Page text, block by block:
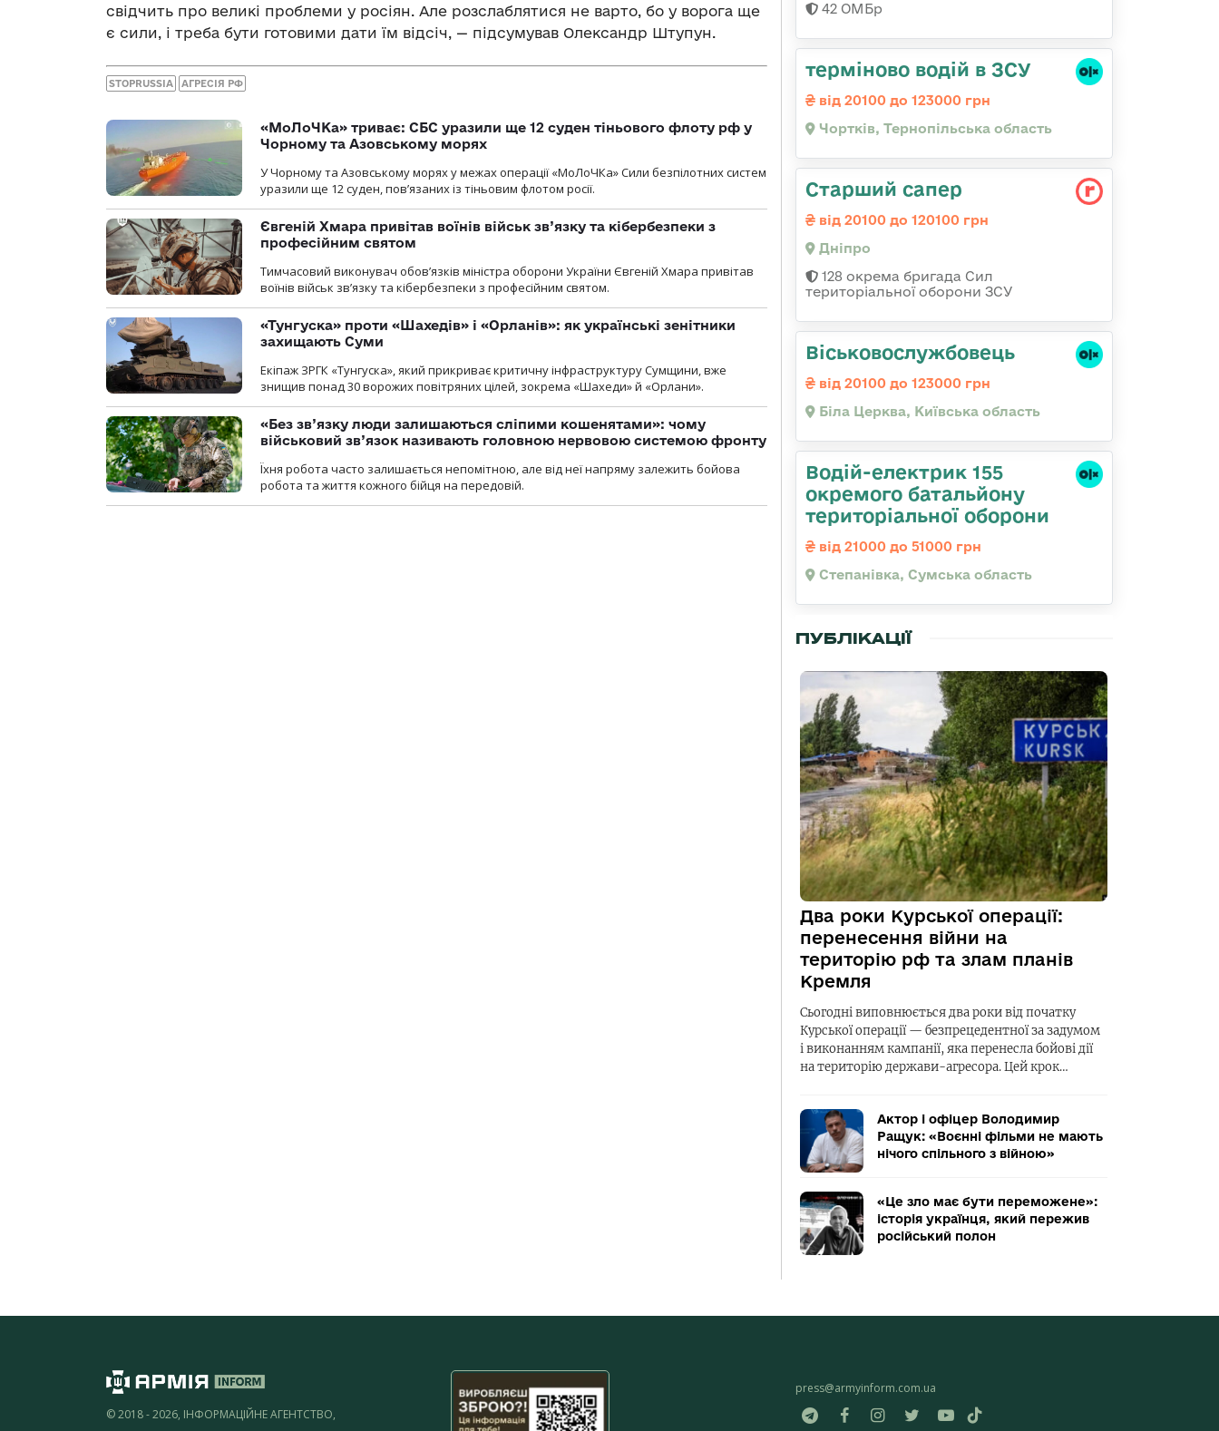
свідчить про великі проблеми у росіян. Але розслаблятися не варто, бо у ворога ще
є сили, і треба бути готовими дати їм відсіч, — підсумував Олександр Штупун.
STOPRUSSIA АГРЕСІЯ РФ
«МоЛоЧКа» триває: СБС уразили ще 12 суден тіньового флоту рф у
Чорному та Азовському морях
У Чорному та Азовському морях у межах операції «МоЛоЧКа» Сили безпілотних систем
уразили ще 12 суден, пов’язаних із тіньовим флотом росії.
Євгеній Хмара привітав воїнів військ зв’язку та кібербезпеки з
професійним святом
Тимчасовий виконувач обов’язків міністра оборони України Євгеній Хмара привітав
воїнів військ зв’язку та кібербезпеки з професійним святом.
«Тунгуска» проти «Шахедів» і «Орланів»: як українські зенітники
захищають Суми
Екіпаж ЗРГК «Тунгуска», який прикриває критичну інфраструктуру Сумщини, вже
знищив понад 30 ворожих повітряних цілей, зокрема «Шахеди» й «Орлани».
«Без зв’язку люди залишаються сліпими кошенятами»: чому
військовий зв’язок називають головною нервовою системою фронту
Їхня робота часто залишається непомітною, але від неї напряму залежить бойова
робота та життя кожного бійця на передовій.
42 ОМБр
терміново водій в ЗСУ
від 20100 до 123000 грн
Чортків, Тернопільська область
Старший сапер
від 20100 до 120100 грн
Дніпро
128 окрема бригада Сил
територіальної оборони ЗСУ
Віськовослужбовець
від 20100 до 123000 грн
Біла Церква, Київська область
Водій-електрик 155
окремого батальйону
територіальної оборони
від 21000 до 51000 грн
Степанівка, Сумська область
ПУБЛІКАЦІЇ
Два роки Курської операції:
перенесення війни на
територію рф та злам планів
Кремля
Сьогодні виповнюється два роки від початку
Курської операції — безпрецедентної за задумом
і виконанням кампанії, яка перенесла бойові дії
на територію держави-агресора. Цей крок…
Актор і офіцер Володимир
Ращук: «Воєнні фільми не мають
нічого спільного з війною»
«Це зло має бути переможене»:
історія українця, який пережив
російський полон
© 2018 - 2026, ІНФОРМАЦІЙНЕ АГЕНТСТВО,
press@armyinform.com.ua